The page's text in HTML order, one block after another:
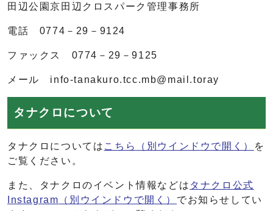
田辺公園京田辺クロスパーク管理事務所
電話 0774－29－9124
ファックス 0774－29－9125
メール info-tanakuro.tcc.mb@mail.toray
タナクロについて
タナクロについては こちら （別ウインドウで開く）
を
ご覧ください。
また、タナクロのイベント情報などは タナクロ公式
Instagram （別ウインドウで開く） でお知らせしてい